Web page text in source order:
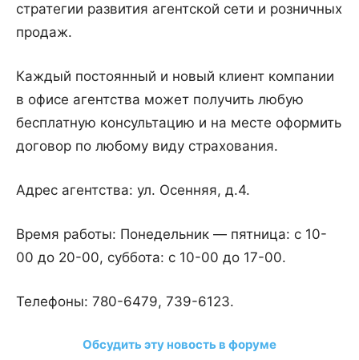
стратегии развития агентской сети и розничных
продаж.
Каждый постоянный и новый клиент компании
в офисе агентства может получить любую
бесплатную консультацию и на месте оформить
договор по любому виду страхования.
Адрес агентства: ул. Осенняя, д.4.
Время работы: Понедельник — пятница: с 10-
00 до 20-00, суббота: с 10-00 до 17-00.
Телефоны: 780-6479, 739-6123.
Обсудить эту новость в форуме